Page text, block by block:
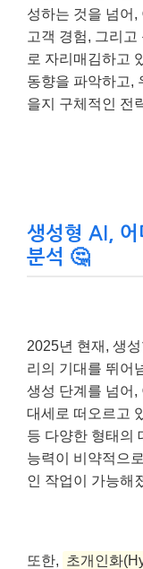
성하는 것을 넘어,
고객 경험, 그리
로 자리매김하고
동향을 파악하고,
을지 구체적인 전
생성형 AI, 어
분석 🤔
2025년 현재, 생
리의 기대를 뛰어
생성 단계를 넘어,
대세로 떠오르고
등 다양한 형태의
능력이 비약적으
인 작업이 가능해
또한, 초개인화